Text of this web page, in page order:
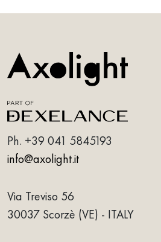
Ph. +39 041 5845193
info@axolight.it
Via Treviso 56
30037 Scorzè (VE) - ITALY